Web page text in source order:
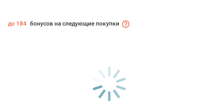
до 184 бонусов на следующие покупки